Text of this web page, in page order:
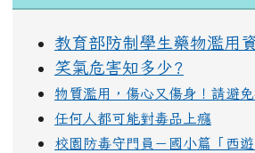
教育部防制學生藥物濫用
笑氣危害知多少?
物質濫用，傷心又傷身！請避
任何人都可能對毒品上癮
校園防毒守門員－國小篇「西遊